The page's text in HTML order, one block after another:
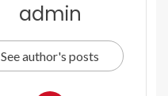
admin
See author's posts